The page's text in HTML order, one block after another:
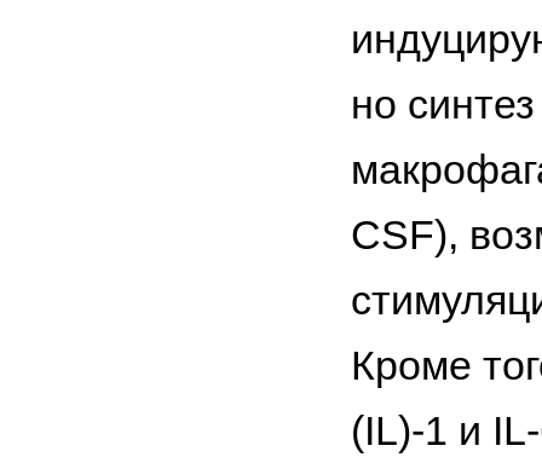
но
CSF),
Кроме
(IL)-1 и